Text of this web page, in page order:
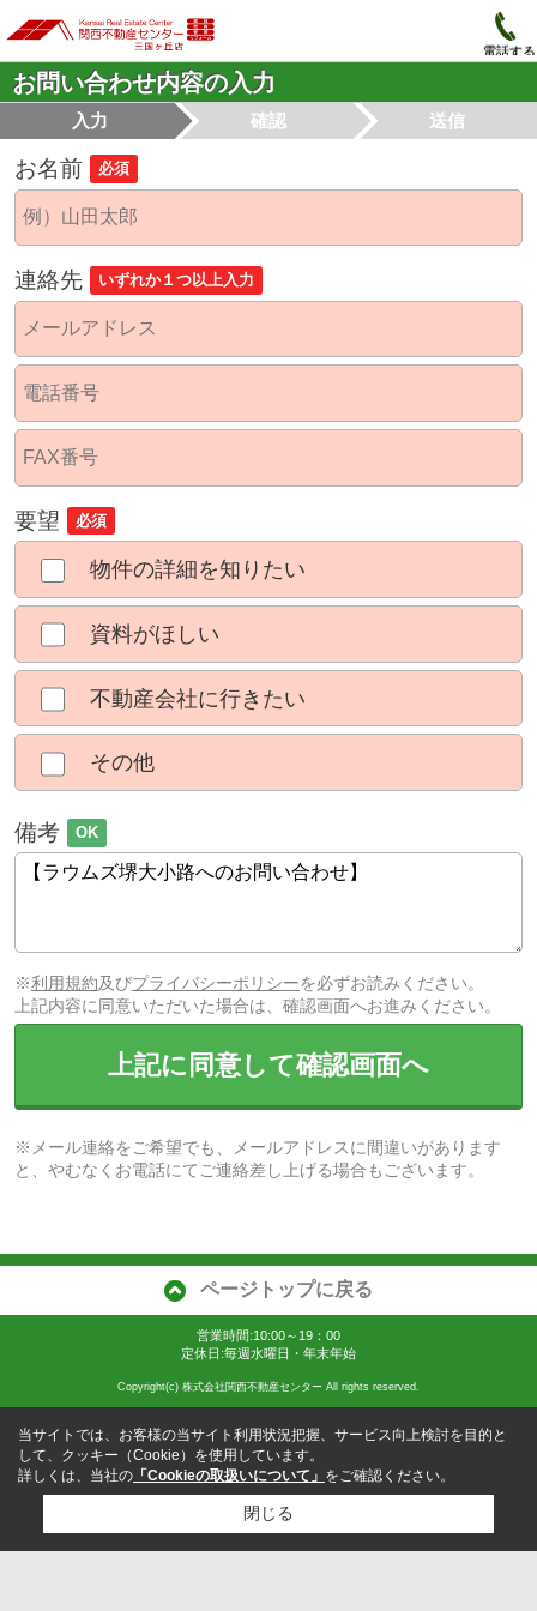
電話する
お問い合わせ内容の入力
入力 確認 送信
お名前 必須
連絡先 いずれか１つ以上入力
要望 必須
物件の詳細を知りたい
資料がほしい
不動産会社に行きたい
その他
備考 OK
※利用規約及びプライバシーポリシーを必ずお読みください。
上記内容に同意いただいた場合は、確認画面へお進みください。
上記に同意して確認画面へ
※メール連絡をご希望でも、メールアドレスに間違いがあります
と、やむなくお電話にてご連絡差し上げる場合もございます。
ページトップに戻る
営業時間:10:00～19：00
定休日:毎週水曜日・年末年始
Copyright(c) 株式会社関西不動産センター All rights reserved.
当サイトでは、お客様の当サイト利用状況把握、サービス向上検討を目的と
して、クッキー（Cookie）を使用しています。
詳しくは、当社の 「Cookieの取扱いについて」 をご確認ください。
閉じる